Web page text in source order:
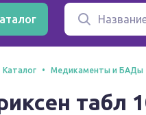
Каталог Медикаменты и БАДы
табл